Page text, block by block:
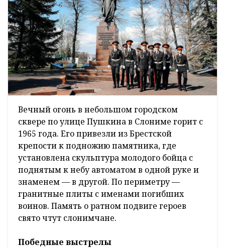
Вечный огонь в небольшом городском
сквере по улице Пушкина в Слониме горит с
1965 года. Его привезли из Брестской
крепости к подножию памятника, где
установлена скульптура молодого бойца с
поднятым к небу автоматом в одной руке и
знаменем — в другой. По периметру —
гранитные плиты с именами погибших
воинов. Память о ратном подвиге героев
свято чтут слонимчане.
Победные выстрелы